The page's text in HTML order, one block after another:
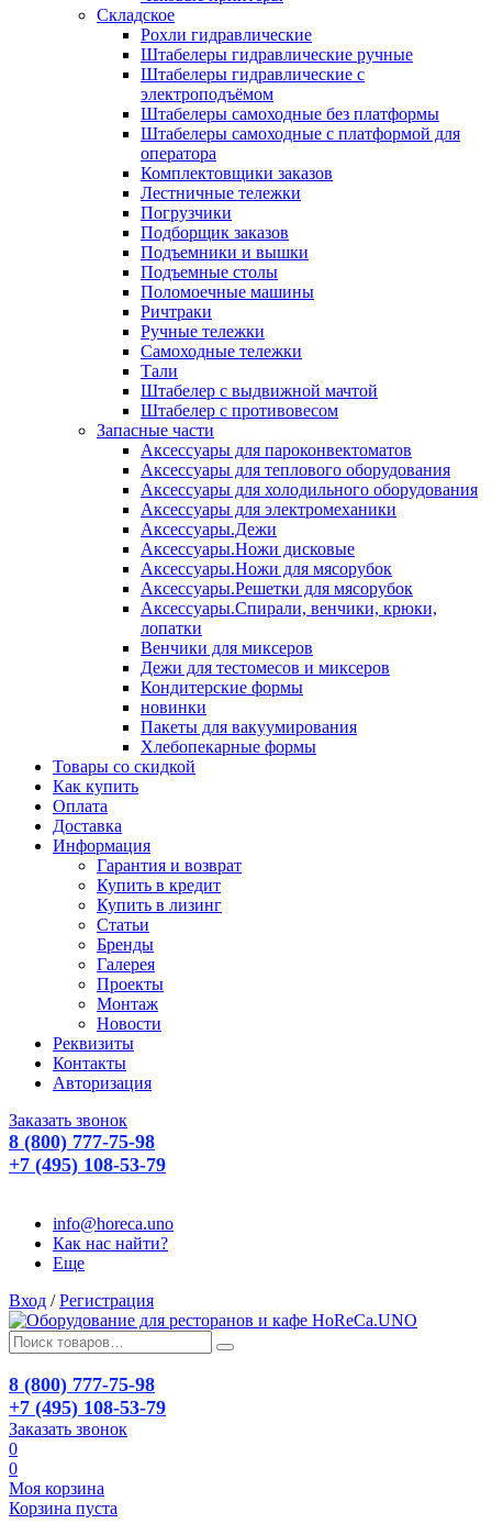
Складское
Рохли гидравлические
Штабелеры гидравлические ручные
Штабелеры гидравлические с
электроподъёмом
Штабелеры самоходные без платформы
Штабелеры самоходные с платформой для
оператора
Комплектовщики заказов
Лестничные тележки
Погрузчики
Подборщик заказов
Подъемники и вышки
Подъемные столы
Поломоечные машины
Ричтраки
Ручные тележки
Самоходные тележки
Тали
Штабелер с выдвижной мачтой
Штабелер с противовесом
Запасные части
Аксессуары для пароконвектоматов
Аксессуары для теплового оборудования
Аксессуары для холодильного оборудования
Аксессуары для электромеханики
Аксессуары.Дежи
Аксессуары.Ножи дисковые
Аксессуары.Ножи для мясорубок
Аксессуары.Решетки для мясорубок
Аксессуары.Спирали, венчики, крюки,
лопатки
Венчики для миксеров
Дежи для тестомесов и миксеров
Кондитерские формы
новинки
Пакеты для вакуумирования
Хлебопекарные формы
Товары со скидкой
Как купить
Оплата
Доставка
Информация
Гарантия и возврат
Купить в кредит
Купить в лизинг
Статьи
Бренды
Галерея
Проекты
Монтаж
Новости
Реквизиты
Контакты
Авторизация
Заказать звонок
8 (800) 777-75-98
+7 (495) 108-53-79
info@horeca.uno
Как нас найти?
Еще
Вход / Регистрация
8 (800) 777-75-98
+7 (495) 108-53-79
Заказать звонок
0
0
Моя корзина
Корзина пуста